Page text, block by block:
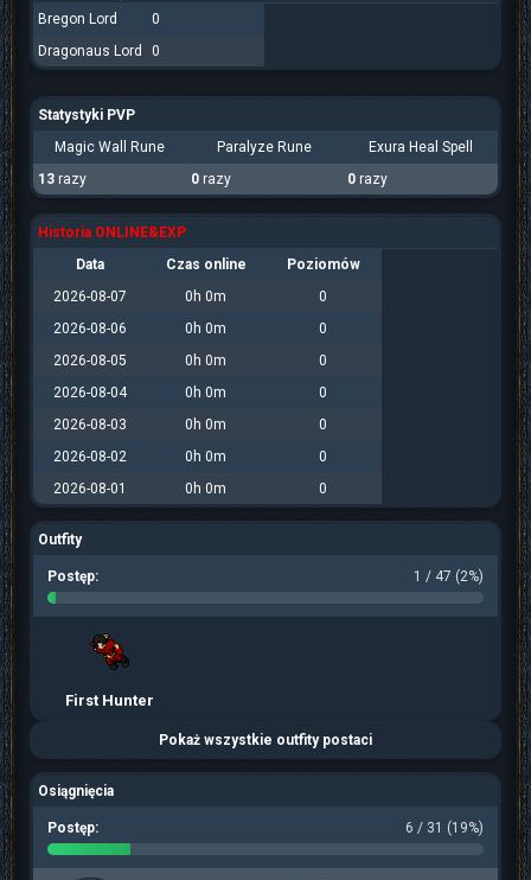
Bregon Lord
0
Dragonaus Lord
0
Statystyki PVP
Magic Wall Rune
Paralyze Rune
Exura Heal Spell
13 razy 0 razy 0 razy
Historia ONLINE&EXP
Data
Czas online
Poziomów
2026-08-07
0h 0m
0
2026-08-06
0h 0m
0
2026-08-05
0h 0m
0
2026-08-04
0h 0m
0
2026-08-03
0h 0m
0
2026-08-02
0h 0m
0
2026-08-01
0h 0m 0
Outfity
Postęp: 1 / 47 (2%)
First Hunter
Pokaż wszystkie outfity postaci
Osiągnięcia
Postęp: 6 / 31 (19%)